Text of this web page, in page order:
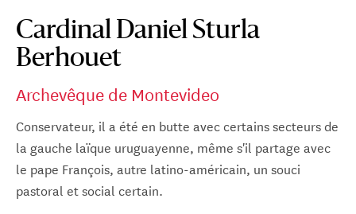
Cardinal Daniel Sturla
Berhouet
Archevêque de Montevideo
Conservateur, il a été en butte avec certains secteurs de
la gauche laïque uruguayenne, même s'il partage avec
le pape François, autre latino-américain, un souci
pastoral et social certain.